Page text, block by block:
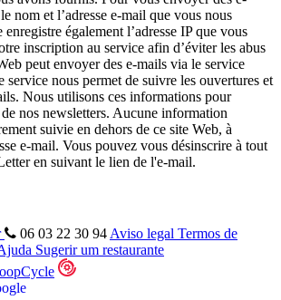
nom et l’adresse e-mail que vous nous
également l’adresse IP que vous
inscription au service afin d’éviter les abus
peut envoyer des e-mails via le service
service nous permet de suivre les ouvertures et
Nous utilisons ces informations pour
nos newsletters. Aucune information
suivie en dehors de ce site Web, à
e-mail. Vous pouvez vous désinscrire à tout
en suivant le lien de l'e-mail.
06 03 22 30 94 Aviso legal Termos de
Sugerir um restaurante